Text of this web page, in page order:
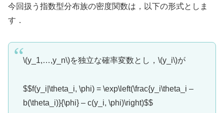
今回扱う指数型分布族の密度関数は，以下の形式としま
す．
\(y_1,…,y_n\)を独立な確率変数とし，\(y_i\)が
$$f(y_i|\theta_i, \phi) = \exp\left(\frac{y_i\theta_i –
b(\theta_i)}{\phi} – c(y_i, \phi)\right)$$